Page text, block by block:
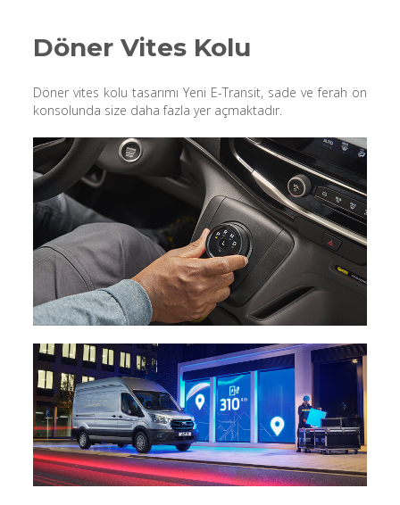
Döner Vites Kolu
Döner vites kolu tasarımı Yeni E-Transit, sade ve ferah ön
konsolunda size daha fazla yer açmaktadır.